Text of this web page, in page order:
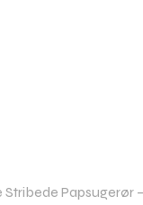
Stribede Papsugerør